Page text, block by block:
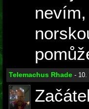
Telemachus Rhade - 10.